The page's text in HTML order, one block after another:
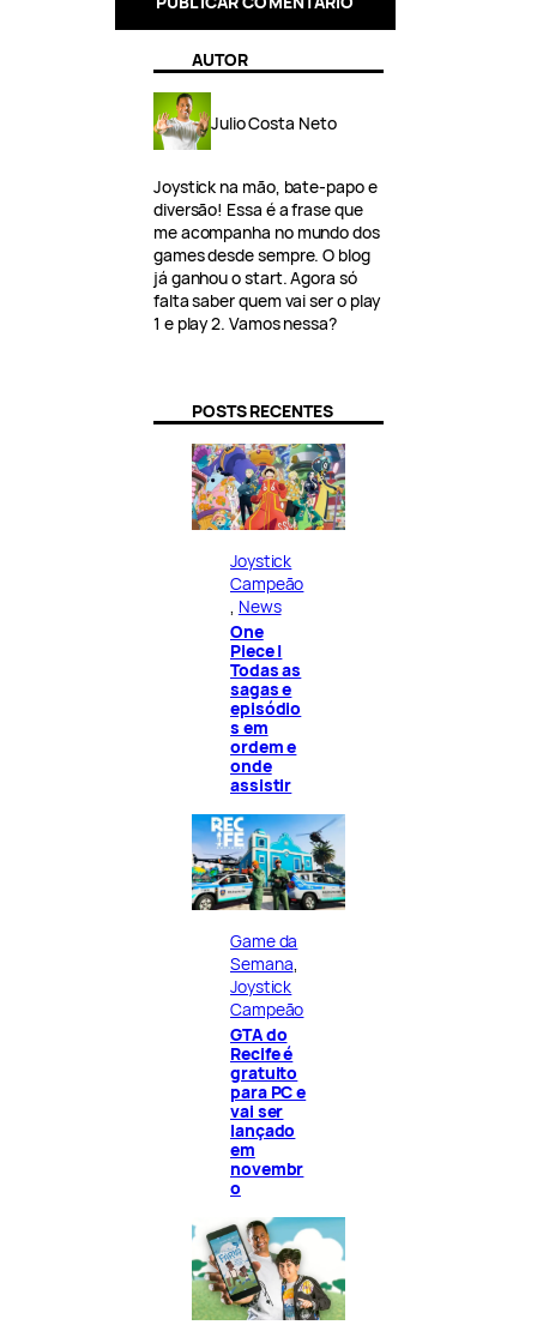
AUTOR
Julio Costa Neto
Joystick na mão, bate-papo e
diversão! Essa é a frase que
me acompanha no mundo dos
games desde sempre. O blog
já ganhou o start. Agora só
falta saber quem vai ser o play
1 e play 2. Vamos nessa?
POSTS RECENTES
Joystick
Campeão
News
One
Piece |
Todas as
sagas e
episódio
s em
ordem e
onde
assistir
Game da
Semana
Joystick
Campeão
GTA do
Recife é
gratuito
para PC e
vai ser
lançado
em
novembr
o